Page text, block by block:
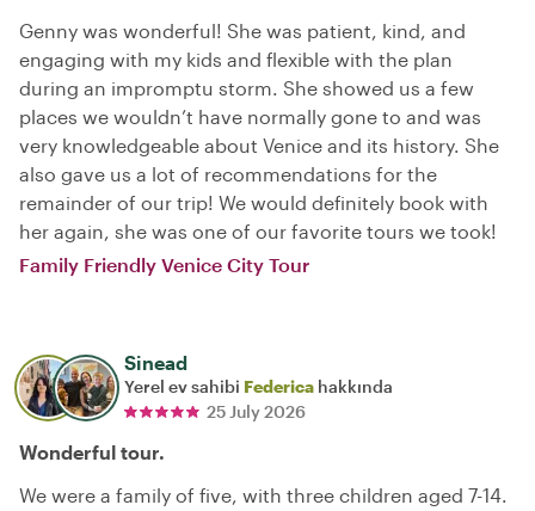
Genny was wonderful! She was patient, kind, and
engaging with my kids and flexible with the plan
during an impromptu storm. She showed us a few
places we wouldn’t have normally gone to and was
very knowledgeable about Venice and its history. She
also gave us a lot of recommendations for the
remainder of our trip! We would definitely book with
her again, she was one of our favorite tours we took!
Family Friendly Venice City Tour
Sinead
Yerel ev sahibi Federica hakkında
25 July 2026
Wonderful tour.
We were a family of five, with three children aged 7-14.